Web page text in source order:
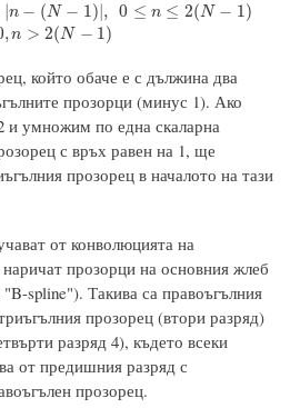
|n − (N − 1)|, 0 ≤ n ≤ 2(N − 1)
,n > 2( N − 1)
−1 0≤n ≤2 N−1 0, n<0,n >2 (N−1
който обаче е с дължина два
прозорци (минус 1). Ако
и умножим по една скаларна
с връх равен на 1, ще
прозорец в началото на тази
от конволюцията на
прозорци на основния жлеб
spline"). Такива са правоъгълния
прозорец (втори разряд)
разряд 4), където всеки
от предишния разряд с
прозорец.